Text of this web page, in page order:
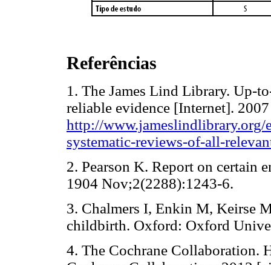
Referências
1. The James Lind Library. Up-
reliable evidence [Internet].
http://www.jameslindlibrary.org/
systematic-reviews-of-all-
2. Pearson K. Report on certain
1904 Nov;2(2288):1243-6.
3. Chalmers I, Enkin M, Keirse
childbirth. Oxford: Oxford
4. The Cochrane